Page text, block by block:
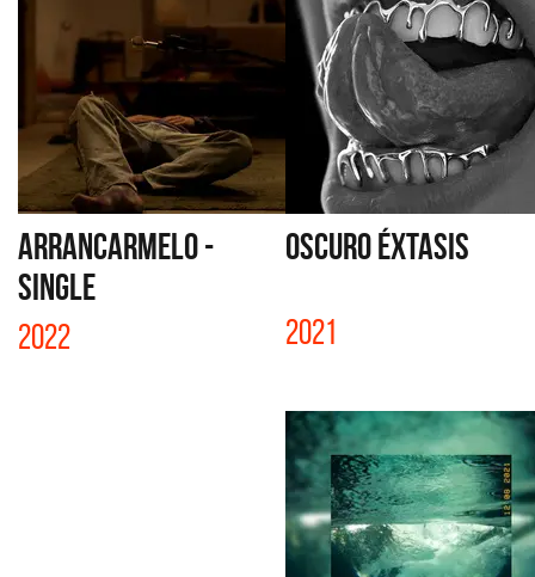
ARRANCARMELO -
SINGLE
2022
OSCURO ÉXTASIS
2021